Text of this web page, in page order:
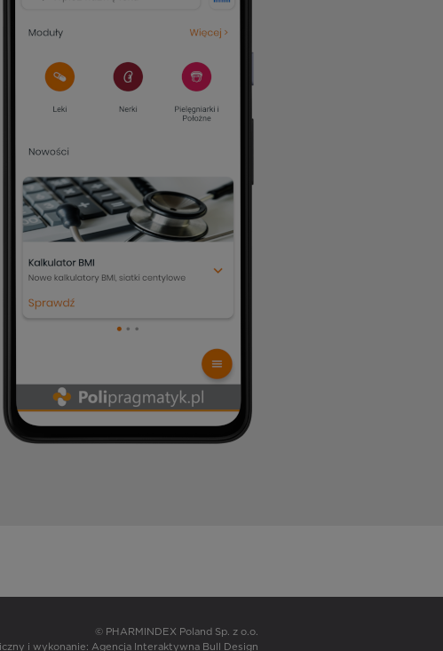
© PHARMINDEX Poland Sp. z o.o.
i wykonanie: Agencja Interaktywna Bull Design